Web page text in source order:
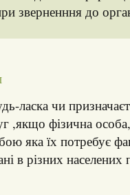
зверненння до
ласка чи
,якщо фізична
яка їх потребує
в різних населених